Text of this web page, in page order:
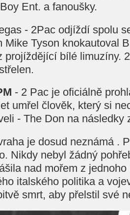
Ent. a fanoušky.
- 2Pac odjíždí spolu
Mike Tyson knokautoval
projíždějící bílé limuzíny.
- 2 Pac je oficiálně
umřel člověk, který si
- The Don na následky
je dosud neznámá .
Nikdy nebyl žádný
nad mořem z
italského politika a
smrt, aby přelstil své